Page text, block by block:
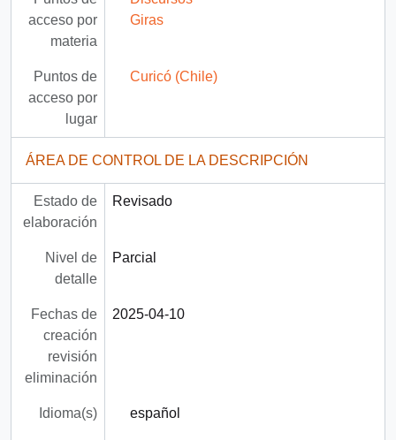
acceso por
materia
Giras
Puntos de
acceso por
lugar
Curicó (Chile)
ÁREA DE CONTROL DE LA DESCRIPCIÓN
Estado de
elaboración
Revisado
Nivel de
detalle
Parcial
Fechas de
creación
revisión
eliminación
2025-04-10
Idioma(s) español